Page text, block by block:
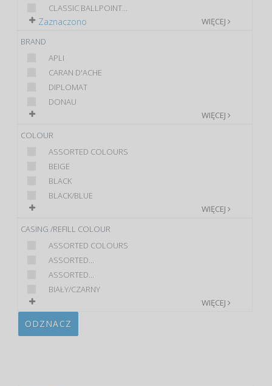
CLASSIC BALLPOINT...
WIĘCEJ
Zaznaczono
BRAND
APLI
CARAN D'ACHE
DIPLOMAT
DONAU
WIĘCEJ
COLOUR
ASSORTED COLOURS
BEIGE
BLACK
BLACK/BLUE
WIĘCEJ
CASING /REFILL COLOUR
ASSORTED COLOURS
ASSORTED...
ASSORTED...
BIAŁY/CZARNY
WIĘCEJ
ODZNACZ